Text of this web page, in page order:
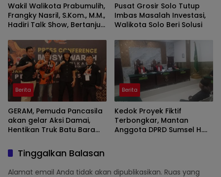
Wakil Walikota Prabumulih,
Frangky Nasril, S.Kom., M.M.,
Hadiri Talk Show, Bertanjuk
Bumi di SMAN 2 Prabumulih
Pusat Grosir Solo Tutup
Imbas Masalah Investasi,
Walikota Solo Beri Solusi
Berita
GERAM, Pemuda Pancasila
akan gelar Aksi Damai,
Hentikan Truk Batu Bara
Berita
Kedok Proyek Fiktif
Terbongkar, Mantan
Anggota DPRD Sumsel H.
Tinggalkan Balasan
Alamat email Anda tidak akan dipublikasikan. Ruas yang